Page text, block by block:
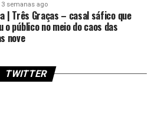
3 semanas ago
| Três Graças – casal sáfico que
o público no meio do caos das
nove
TWITTER